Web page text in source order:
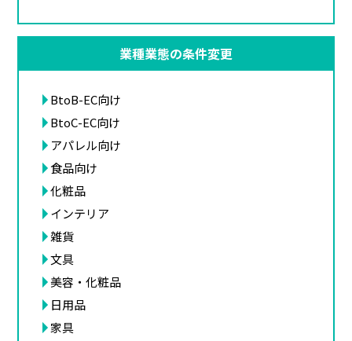
業種業態の条件変更
BtoB-EC向け
BtoC-EC向け
アパレル向け
食品向け
化粧品
インテリア
雑貨
文具
美容・化粧品
日用品
家具